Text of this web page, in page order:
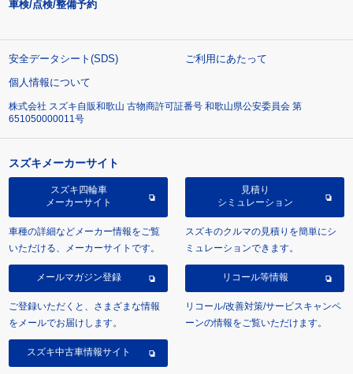
車検/点検/整備予約
安全データシート(SDS)
ご利用にあたって
個人情報について
株式会社 スズキ自販和歌山 古物商許可証番号 和歌山県公安委員会 第
651050000011号
スズキメーカーサイト
スズキ四輪車
メーカーサイト
車種の詳細などメーカー情報をご覧
いただける、メーカーサイトです。
見積り
シミュレーション
スズキのクルマの見積りを簡単にシ
ミュレーションできます。
メールマガジン登録
ご登録いただくと、さまざまな情報
をメールでお届けします。
リコール等情報
リコール/改善対策/サービスキャンペ
ーンの情報をご覧いただけます。
スズキ中古車情報サイト